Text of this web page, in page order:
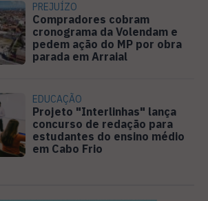
PREJUÍZO
Compradores cobram
cronograma da Volendam e
pedem ação do MP por obra
parada em Arraial
EDUCAÇÃO
Projeto "Interlinhas" lança
concurso de redação para
estudantes do ensino médio
em Cabo Frio